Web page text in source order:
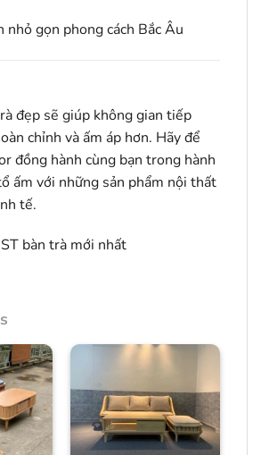
gọn phong cách Bắc Âu
đẹp sẽ giúp không gian tiếp
chỉnh và ấm áp hơn. Hãy để
đồng hành cùng bạn trong hành
ấm với những sản phẩm nội thất
tế.
bàn trà mới nhất